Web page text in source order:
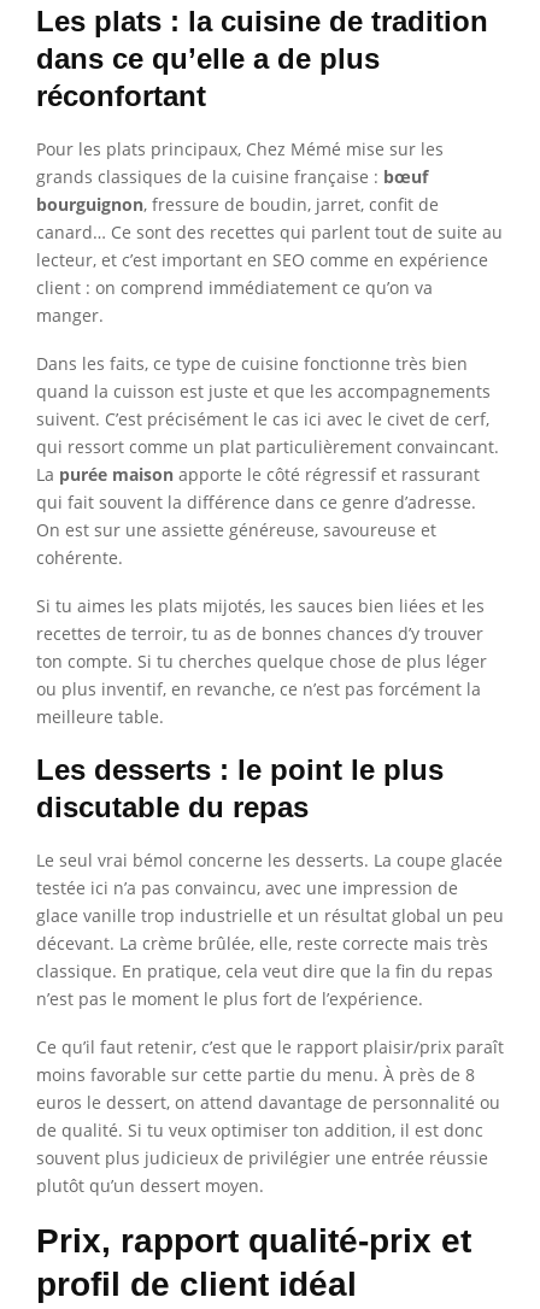
Les plats : la cuisine de tradition
dans ce qu’elle a de plus
réconfortant
Pour les plats principaux, Chez Mémé mise sur les
grands classiques de la cuisine française : bœuf
bourguignon, fressure de boudin, jarret, confit de
canard… Ce sont des recettes qui parlent tout de suite au
lecteur, et c’est important en SEO comme en expérience
client : on comprend immédiatement ce qu’on va
manger.
Dans les faits, ce type de cuisine fonctionne très bien
quand la cuisson est juste et que les accompagnements
suivent. C’est précisément le cas ici avec le civet de cerf,
qui ressort comme un plat particulièrement convaincant.
La purée maison apporte le côté régressif et rassurant
qui fait souvent la différence dans ce genre d’adresse.
On est sur une assiette généreuse, savoureuse et
cohérente.
Si tu aimes les plats mijotés, les sauces bien liées et les
recettes de terroir, tu as de bonnes chances d’y trouver
ton compte. Si tu cherches quelque chose de plus léger
ou plus inventif, en revanche, ce n’est pas forcément la
meilleure table.
Les desserts : le point le plus
discutable du repas
Le seul vrai bémol concerne les desserts. La coupe glacée
testée ici n’a pas convaincu, avec une impression de
glace vanille trop industrielle et un résultat global un peu
décevant. La crème brûlée, elle, reste correcte mais très
classique. En pratique, cela veut dire que la fin du repas
n’est pas le moment le plus fort de l’expérience.
Ce qu’il faut retenir, c’est que le rapport plaisir/prix paraît
moins favorable sur cette partie du menu. À près de 8
euros le dessert, on attend davantage de personnalité ou
de qualité. Si tu veux optimiser ton addition, il est donc
souvent plus judicieux de privilégier une entrée réussie
plutôt qu’un dessert moyen.
Prix, rapport qualité-prix et
profil de client idéal